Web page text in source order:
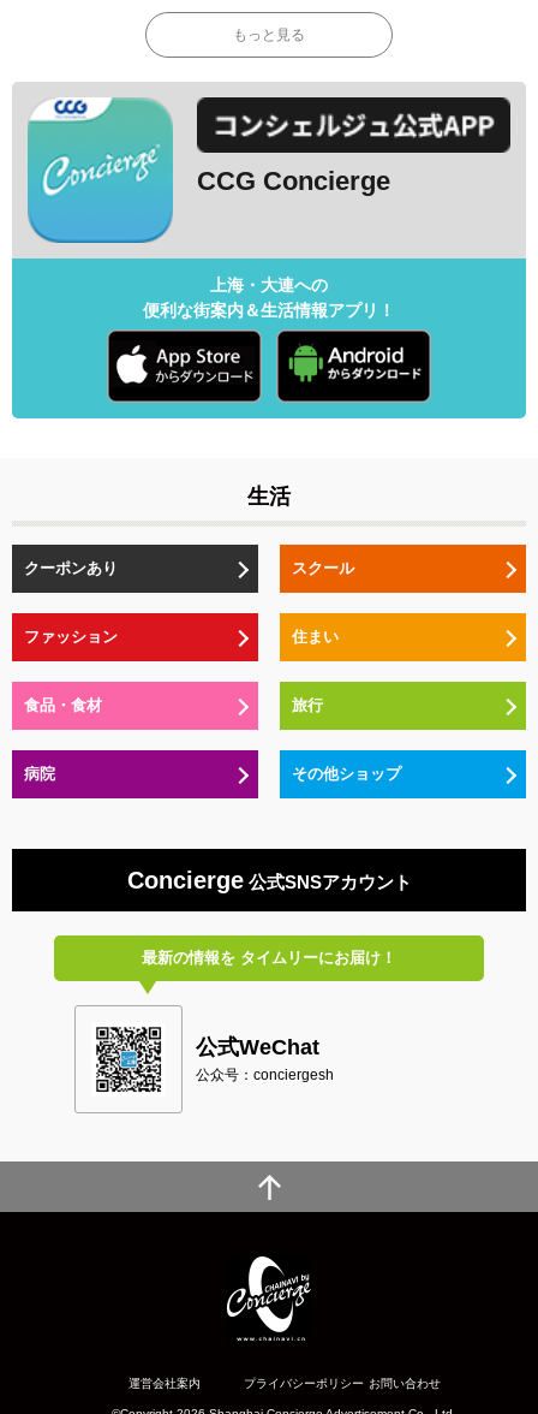
もっと見る
CCG Concierge
上海・大連への
便利な街案内＆生活情報アプリ！
生活
クーポンあり スクール
ファッション 住まい
食品・食材 旅行
病院 その他ショップ
Concierge公式SNSアカウント
最新の情報をタイムリーにお届け！
公式WeChat
公众号：conciergesh
運営会社案内 プライバシーポリシー お問い合わせ